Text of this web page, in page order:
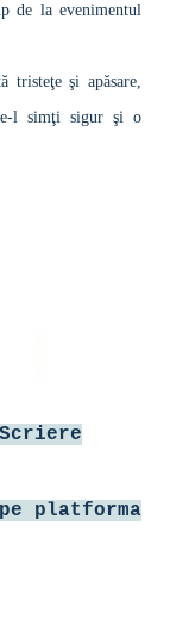
de la evenimentul
şi apăsare,
l simţi sigur şi o
platforma